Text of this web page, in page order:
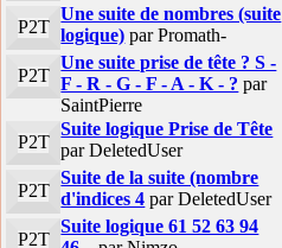
P2T
Une suite de nombres (suite
logique) par Promath-
P2T
Une suite prise de tête ? S -
F - R - G - F - A - K - ? par
SaintPierre
P2T
Suite logique Prise de Tête
par DeletedUser
P2T
Suite de la suite (nombre
d'indices 4 par DeletedUser
P2T
Suite logique 61 52 63 94